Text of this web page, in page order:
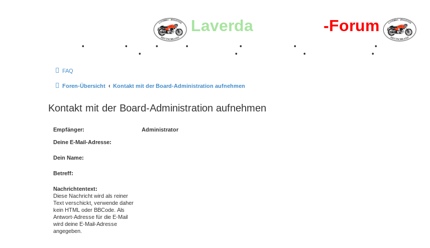
Laverda -Forum
• • • • • • •
• • • •
FAQ
Foren-Übersicht Kontakt mit der Board-Administration aufnehmen
Kontakt mit der Board-Administration aufnehmen
Empfänger: Administrator
Deine E-Mail-Adresse:
Dein Name:
Betreff:
Nachrichtentext:
Diese Nachricht wird als reiner
Text verschickt, verwende daher
kein HTML oder BBCode. Als
Antwort-Adresse für die E-Mail
wird deine E-Mail-Adresse
angegeben.